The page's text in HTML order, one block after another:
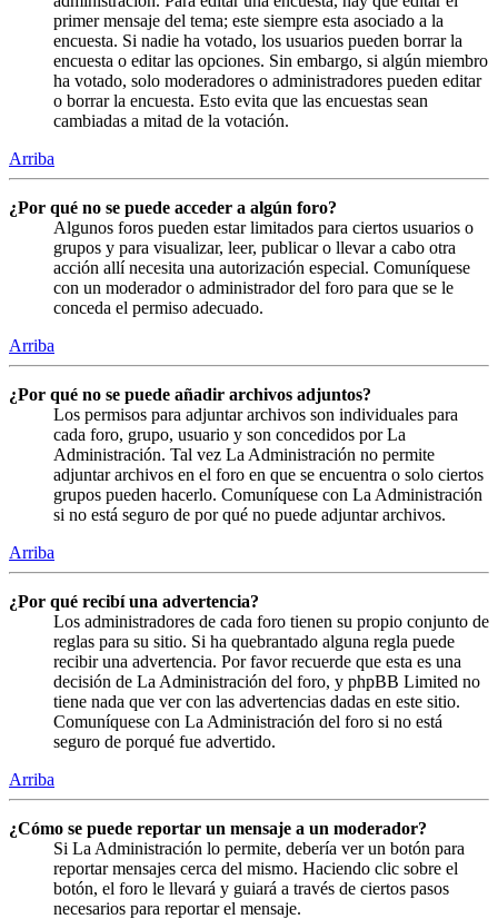
primer mensaje del tema; este siempre esta asociado a la
encuesta. Si nadie ha votado, los usuarios pueden borrar la
encuesta o editar las opciones. Sin embargo, si algún miembro
ha votado, solo moderadores o administradores pueden editar
o borrar la encuesta. Esto evita que las encuestas sean
cambiadas a mitad de la votación.
Arriba
¿Por qué no se puede acceder a algún foro?
Algunos foros pueden estar limitados para ciertos usuarios o
grupos y para visualizar, leer, publicar o llevar a cabo otra
acción allí necesita una autorización especial. Comuníquese
con un moderador o administrador del foro para que se le
conceda el permiso adecuado.
Arriba
¿Por qué no se puede añadir archivos adjuntos?
Los permisos para adjuntar archivos son individuales para
cada foro, grupo, usuario y son concedidos por La
Administración. Tal vez La Administración no permite
adjuntar archivos en el foro en que se encuentra o solo ciertos
grupos pueden hacerlo. Comuníquese con La Administración
si no está seguro de por qué no puede adjuntar archivos.
Arriba
¿Por qué recibí una advertencia?
Los administradores de cada foro tienen su propio conjunto de
reglas para su sitio. Si ha quebrantado alguna regla puede
recibir una advertencia. Por favor recuerde que esta es una
decisión de La Administración del foro, y phpBB Limited no
tiene nada que ver con las advertencias dadas en este sitio.
Comuníquese con La Administración del foro si no está
seguro de porqué fue advertido.
Arriba
¿Cómo se puede reportar un mensaje a un moderador?
Si La Administración lo permite, debería ver un botón para
reportar mensajes cerca del mismo. Haciendo clic sobre el
botón, el foro le llevará y guiará a través de ciertos pasos
necesarios para reportar el mensaje.